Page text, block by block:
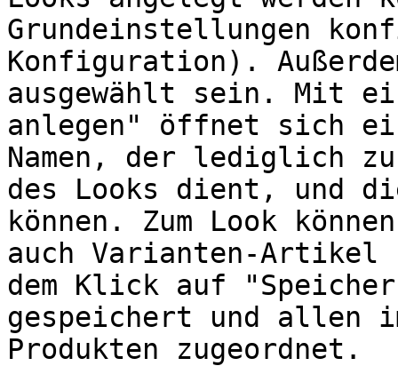
Grundeinstellungen
Konfiguration).
ausgewählt sein. Mit
anlegen" öffnet sich
Namen, der lediglich
des Looks dient, und
können. Zum Look
auch Varianten-Artikel
dem Klick auf
gespeichert und allen
Produkten zugeordnet.